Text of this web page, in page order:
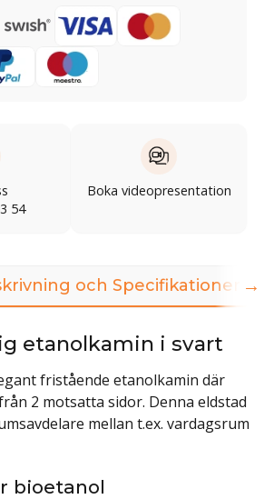
54
Boka videopresentation
och Specifikationer
etanolkamin i svart
fristående etanolkamin där
2 motsatta sidor. Denna eldstad
mellan t.ex. vardagsrum
bioetanol
→